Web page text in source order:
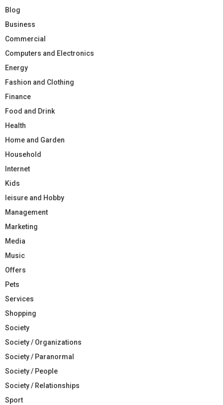
Blog
Business
Commercial
Computers and Electronics
Energy
Fashion and Clothing
Finance
Food and Drink
Health
Home and Garden
Household
Internet
Kids
leisure and Hobby
Management
Marketing
Media
Music
Offers
Pets
Services
Shopping
Society
Society / Organizations
Society / Paranormal
Society / People
Society / Relationships
Sport